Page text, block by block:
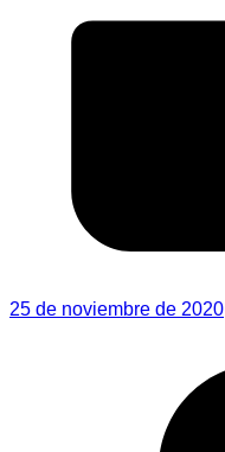
25 de noviembre de 2020